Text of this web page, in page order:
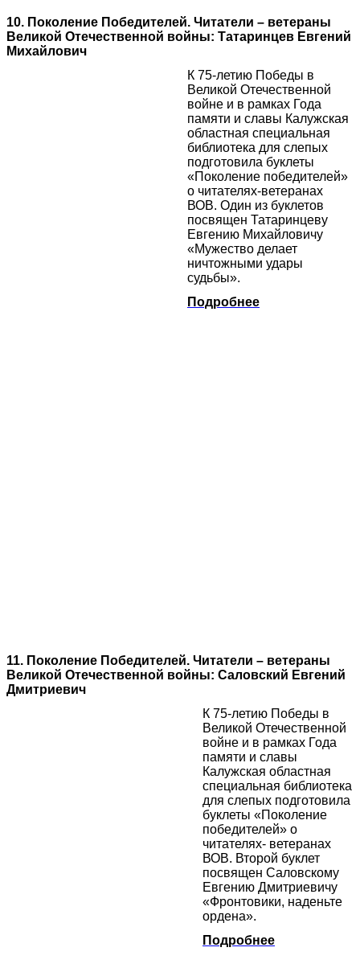
10. Поколение Победителей. Читатели – ветераны
Великой Отечественной войны: Татаринцев Евгений
Михайлович
К 75-летию Победы в
Великой Отечественной
войне и в рамках Года
памяти и славы Калужская
областная специальная
библиотека для слепых
подготовила буклеты
«Поколение победителей»
о читателях-ветеранах
ВОВ. Один из буклетов
посвящен Татаринцеву
Евгению Михайловичу
«Мужество делает
ничтожными удары
судьбы».
Подробнее
11. Поколение Победителей. Читатели – ветераны
Великой Отечественной войны: Саловский Евгений
Дмитриевич
К 75-летию Победы в
Великой Отечественной
войне и в рамках Года
памяти и славы
Калужская областная
специальная библиотека
для слепых подготовила
буклеты «Поколение
победителей» о
читателях- ветеранах
ВОВ. Второй буклет
посвящен Саловскому
Евгению Дмитриевичу
«Фронтовики, наденьте
ордена».
Подробнее